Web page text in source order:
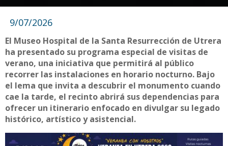
9/07/2026
El Museo Hospital de la Santa Resurrección de Utrera
ha presentado su programa especial de visitas de
verano, una iniciativa que permitirá al público
recorrer las instalaciones en horario nocturno. Bajo
el lema que invita a descubrir el monumento cuando
cae la tarde, el recinto abrirá sus dependencias para
ofrecer un itinerario enfocado en divulgar su legado
histórico, artístico y asistencial.